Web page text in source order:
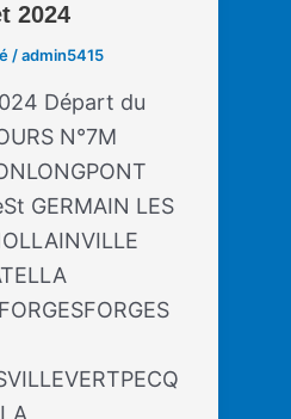
2024
/admin5415
Départ du
N°7M
GERMAIN LES